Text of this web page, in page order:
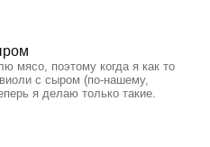
мясо, поэтому когда я как то
с сыром (по-нашему,
я делаю только такие.